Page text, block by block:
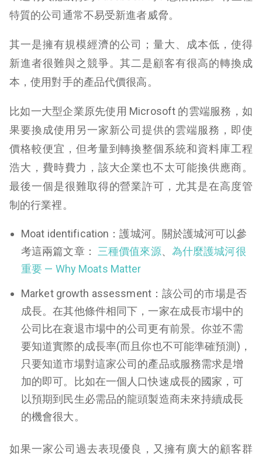
特質的公司通常不易受新進者威脅。
其一是擁有規模經濟的公司；量大、成本低，使得
新進者很難與之競爭。其二是顧客有很高的轉換成
本，使用對手的產品代價很高。
比如一大型企業原先使用 Microsoft 的雲端服務，如
果要換成使用另一家新公司提供的雲端服務，即使
價格較便宜，但考量到轉換整個系統和資料庫工程
浩大，費時費力，該大企業也不太可能換供應商。
最後一個是很難取得的營業許可，尤其是在高度管
制的行業裡。
Moat identification：護城河。關於護城河可以參
考這兩篇文章： 三種價值來源、 為什麼護城河很
重要 — Why Moats Matter
Market growth assessment：該公司的市場是否
成長。在其他條件相同下，一家在成長市場中的
公司比在衰退市場中的公司更有前景。你並不需
要知道實際的成長率(而且你也不可能準確預測)，
只要知道市場對這家公司的產品或服務需求是增
加的即可。比如在一個人口快速成長的國家，可
以預期到民生必需品的龍頭製造商未來持續成長
的機會很大。
如果一家公司過去表現優良，又擁有廣大的顧客群